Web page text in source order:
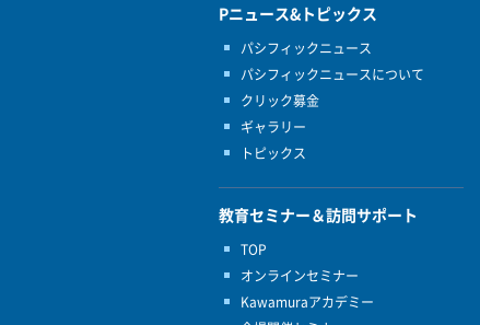
Pニュース&トピックス
パシフィックニュース
パシフィックニュースについて
クリック募金
ギャラリー
トピックス
教育セミナー＆訪問サポート
TOP
オンラインセミナー
Kawamuraアカデミー